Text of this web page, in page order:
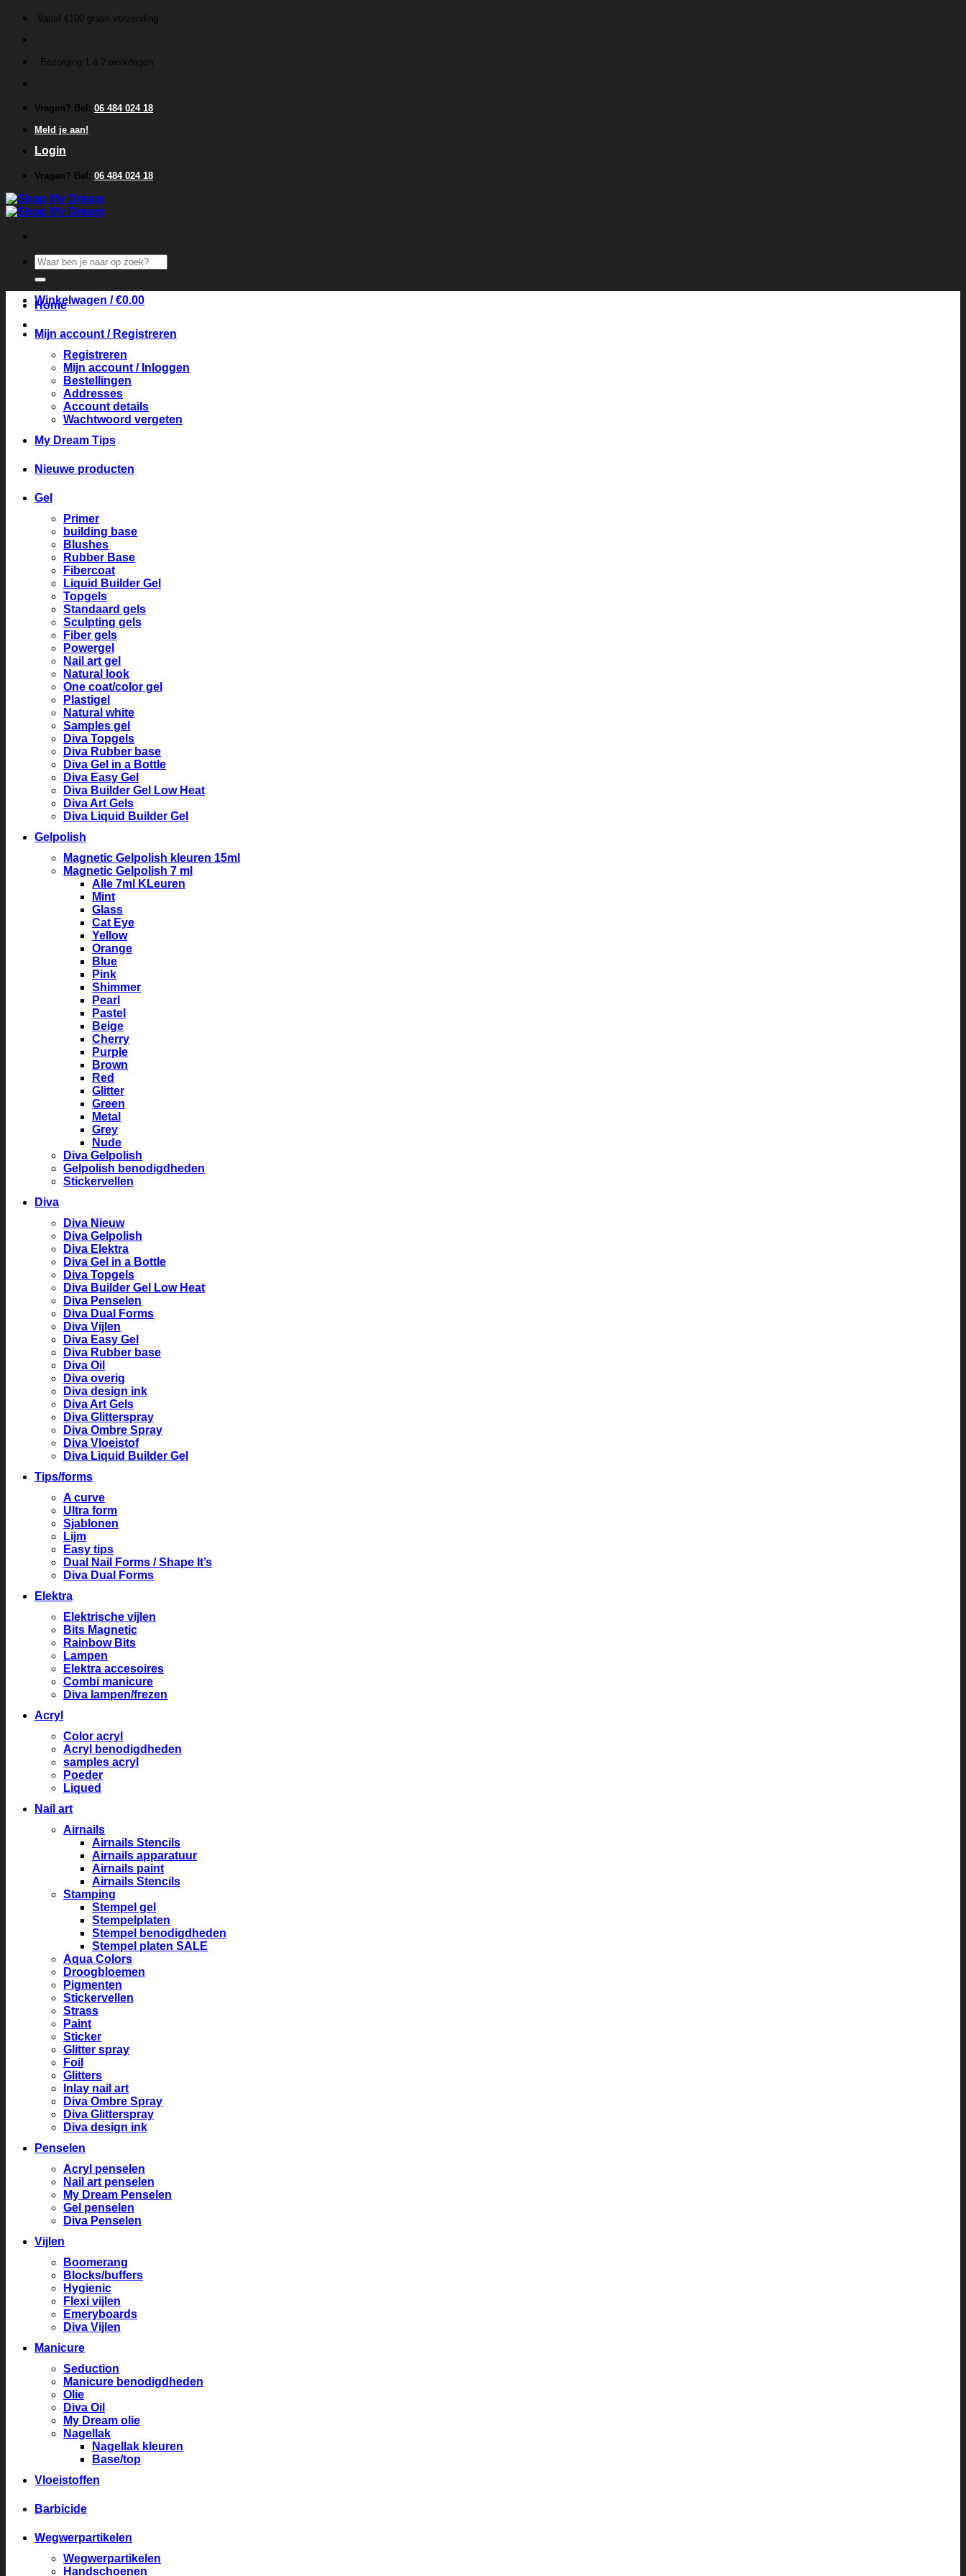
inhoud
Vanaf €100 gratis verzending
Bezorging 1 á 2 werkdagen
Vragen? Bel: 06 484 024 18
Meld je aan!
Login
Vragen? Bel: 06 484 024 18
Zoeken
naar:
Winkelwagen /€0.00
Home
Mijn account / Registreren
Registreren
Mijn account / Inloggen
Bestellingen
Addresses
Account details
Wachtwoord vergeten
My Dream Tips
Nieuwe producten
Gel
Primer
building base
Blushes
Rubber Base
Fibercoat
Liquid Builder Gel
Topgels
Standaard gels
Sculpting gels
Fiber gels
Powergel
Nail art gel
Natural look
One coat/color gel
Plastigel
Natural white
Samples gel
Diva Topgels
Diva Rubber base
Diva Gel in a Bottle
Diva Easy Gel
Diva Builder Gel Low Heat
Diva Art Gels
Diva Liquid Builder Gel
Gelpolish
Magnetic Gelpolish kleuren 15ml
Magnetic Gelpolish 7 ml
Alle 7ml KLeuren
Mint
Glass
Cat Eye
Yellow
Orange
Blue
Pink
Shimmer
Pearl
Pastel
Beige
Cherry
Purple
Brown
Red
Glitter
Green
Metal
Grey
Nude
Diva Gelpolish
Gelpolish benodigdheden
Stickervellen
Diva
Diva Nieuw
Diva Gelpolish
Diva Elektra
Diva Gel in a Bottle
Diva Topgels
Diva Builder Gel Low Heat
Diva Penselen
Diva Dual Forms
Diva Vijlen
Diva Easy Gel
Diva Rubber base
Diva Oil
Diva overig
Diva design ink
Diva Art Gels
Diva Glitterspray
Diva Ombre Spray
Diva Vloeistof
Diva Liquid Builder Gel
Tips/forms
A curve
Ultra form
Sjablonen
Lijm
Easy tips
Dual Nail Forms / Shape It’s
Diva Dual Forms
Elektra
Elektrische vijlen
Bits Magnetic
Rainbow Bits
Lampen
Elektra accesoires
Combi manicure
Diva lampen/frezen
Acryl
Color acryl
Acryl benodigdheden
samples acryl
Poeder
Liqued
Nail art
Airnails
Airnails Stencils
Airnails apparatuur
Airnails paint
Airnails Stencils
Stamping
Stempel gel
Stempelplaten
Stempel benodigdheden
Stempel platen SALE
Aqua Colors
Droogbloemen
Pigmenten
Stickervellen
Strass
Paint
Sticker
Glitter spray
Foil
Glitters
Inlay nail art
Diva Ombre Spray
Diva Glitterspray
Diva design ink
Penselen
Acryl penselen
Nail art penselen
My Dream Penselen
Gel penselen
Diva Penselen
Vijlen
Boomerang
Blocks/buffers
Hygienic
Flexi vijlen
Emeryboards
Diva Vijlen
Manicure
Seduction
Manicure benodigdheden
Olie
Diva Oil
My Dream olie
Nagellak
Nagellak kleuren
Base/top
Vloeistoffen
Barbicide
Wegwerpartikelen
Wegwerpartikelen
Handschoenen